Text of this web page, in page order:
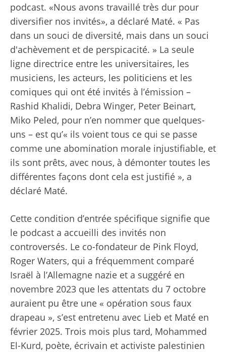
podcast. «Nous avons travaillé très dur pour
diversifier nos invités», a déclaré Maté. « Pas
dans un souci de diversité, mais dans un souci
d'achèvement et de perspicacité. » La seule
ligne directrice entre les universitaires, les
musiciens, les acteurs, les politiciens et les
comiques qui ont été invités à l’émission –
Rashid Khalidi, Debra Winger, Peter Beinart,
Miko Peled, pour n’en nommer que quelques-
uns – est qu’« ils voient tous ce qui se passe
comme une abomination morale injustifiable, et
ils sont prêts, avec nous, à démonter toutes les
différentes façons dont cela est justifié », a
déclaré Maté.
Cette condition d’entrée spécifique signifie que
le podcast a accueilli des invités non
controversés. Le co-fondateur de Pink Floyd,
Roger Waters, qui a fréquemment comparé
Israël à l’Allemagne nazie et a suggéré en
novembre 2023 que les attentats du 7 octobre
auraient pu être une « opération sous faux
drapeau », s’est entretenu avec Lieb et Maté en
février 2025. Trois mois plus tard, Mohammed
El-Kurd, poète, écrivain et activiste palestinien